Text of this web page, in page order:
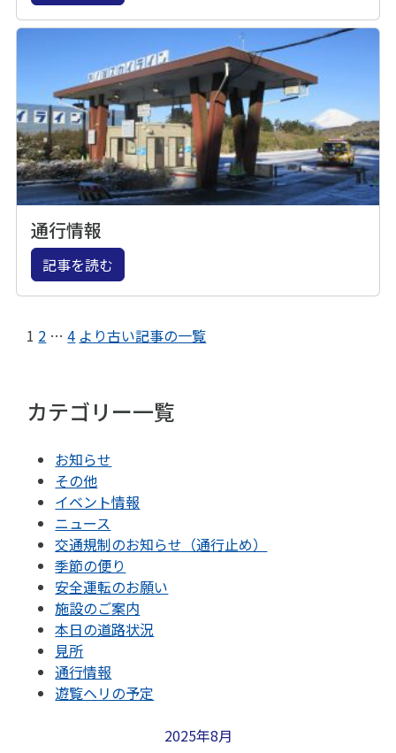
通行情報
記事を読む
1 2 … 4 より古い記事の一覧
カテゴリー一覧
お知らせ
その他
イベント情報
ニュース
交通規制のお知らせ（通行止め）
季節の便り
安全運転のお願い
施設のご案内
本日の道路状況
見所
通行情報
遊覧ヘリの予定
2025年8月